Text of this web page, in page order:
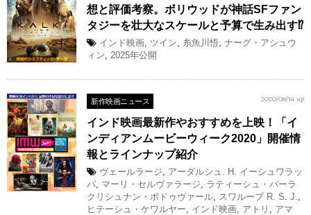
想と評価考察。ボリウッドが神話SFファン
タジーを壮大なスケールと予算で生み出す⁉︎
インド映画, ツイン, 糸魚川悟, ナーグ・アシュウ
ィン, 2025年公開
新作映画ニュース 2020/08/14 up
インド映画最新作やおすすめを上映！「イ
ンディアンムービーウィーク2020」開催情
報とラインナップ紹介
ヴェールラージ, アーダルシュ. H. イーシュワラッ
パ, マーリ・セルヴァラージ, ラティーシュ・バーラ
クリシュナン・ポドゥヴァール, スワループ R. S. J.,
ヒテーシュ・ケワルヤー, インド映画, アトリ , アマ